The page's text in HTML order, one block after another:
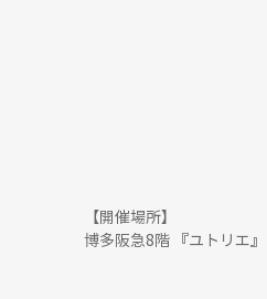
【開催場所】
博多阪急8階 『ユトリ